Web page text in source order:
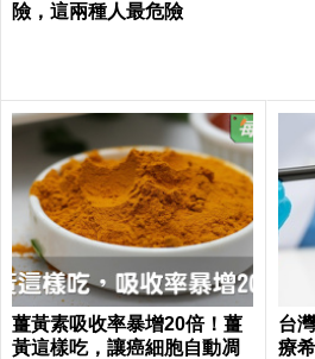
險，這兩種人最危險
薑黃素吸收率暴增20倍！薑
黃這樣吃，讓癌細胞自動凋
台
療